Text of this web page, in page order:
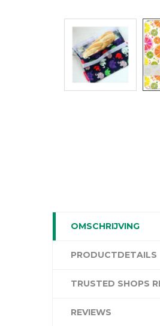
OMSCHRIJVING
PRODUCTDETAILS
TRUSTED SHOPS
REVIEWS